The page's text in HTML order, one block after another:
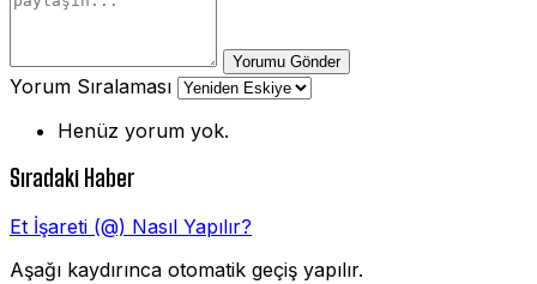
Yorumu Gönder
Yorum Sıralaması
Henüz yorum yok.
Sıradaki Haber
Et İşareti (@) Nasıl Yapılır?
Aşağı kaydırınca otomatik geçiş yapılır.